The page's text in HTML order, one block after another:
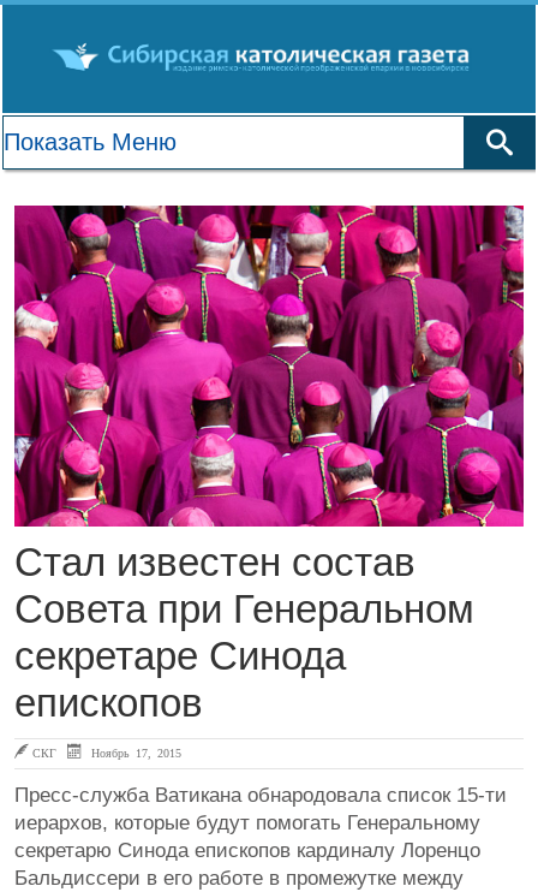
Стал известен состав
Совета при Генеральном
секретаре Синода
епископов
СКГ Ноябрь 17, 2015
Пресс-служба Ватикана обнародовала список 15-ти
иерархов, которые будут помогать Генеральному
секретарю Синода епископов кардиналу Лоренцо
Бальдиссери в его работе в промежутке между